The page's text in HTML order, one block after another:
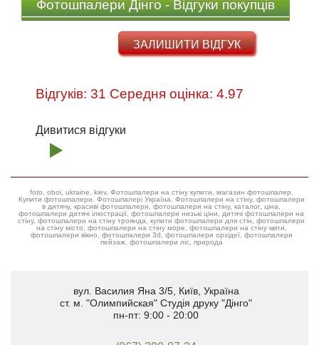
Фотошпалери Дінго - Відгуки покупців
ЗАЛИШИТИ ВІДГУК
Відгуків: 31 Середня оцінка: 4.97
Дивитися відгуки
foto, oboi, ukraine, kiev, Фотошпалери на стіну купити, магазин фотошпалер.
Купити фотошпалери. Фотошпалері Україна. Фотошпалери на стіну, фотошпалери
в дитячу, красиві фотошпалери, фотошпалери на стіну, каталог, ціна,
фотошпалери дитячі ілюстрації, фотошпалери низькі ціни, дитячі фотошпалери на
стіну, фотошпалери на стіну троянда, купити фотошпалери для стін, фотошпалери
на стіну місто, фотошпалери на стіну море, фотошпалери на стіну квіти,
фотошпалери вікно, фотошпалери 3d, фотошпалери орхідеї, фотошпалери
пейзаж, фотошпалери ліс, природа
вул. Василия Яна 3/5, Київ, Україна
ст. м. "Олимпийская" Студія друку "Дінго"
пн-пт: 9:00 - 20:00